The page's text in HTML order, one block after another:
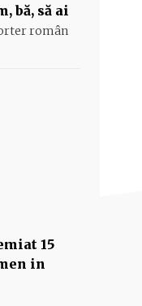
bă, să ai
român
15
in